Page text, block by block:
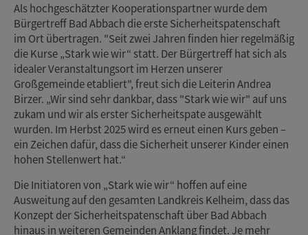
Als hochgeschätzter Kooperationspartner wurde dem
Bürgertreff Bad Abbach die erste Sicherheitspatenschaft
im Ort übertragen. "Seit zwei Jahren finden hier regelmäßig
die Kurse „Stark wie wir“ statt. Der Bürgertreff hat sich als
idealer Veranstaltungsort im Herzen unserer
Großgemeinde etabliert", freut sich die Leiterin Andrea
Birzer. „Wir sind sehr dankbar, dass "Stark wie wir" auf uns
zukam und wir als erster Sicherheitspate ausgewählt
wurden. Im Herbst 2025 wird es erneut einen Kurs geben –
ein Zeichen dafür, dass die Sicherheit unserer Kinder einen
hohen Stellenwert hat.“
Die Initiatoren von „Stark wie wir“ hoffen auf eine
Ausweitung auf den gesamten Landkreis Kelheim, dass das
Konzept der Sicherheitspatenschaft über Bad Abbach
hinaus in weiteren Gemeinden Anklang findet. Je mehr